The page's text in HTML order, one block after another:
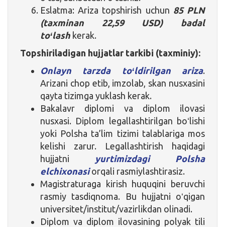
Eslatma: Ariza topshirish uchun 85 PLN
(taxminan 22,59 USD) badal
toʻlash kerak.
Topshiriladigan hujjatlar tarkibi (taxminiy):
Onlayn tarzda toʻldirilgan ariza.
Arizani chop etib, imzolab, skan nusxasini
qayta tizimga yuklash kerak.
Bakalavr diplomi va diplom ilovasi
nusxasi. Diplom legallashtirilgan boʻlishi
yoki Polsha ta’lim tizimi talablariga mos
kelishi zarur. Legallashtirish haqidagi
hujjatni yurtimizdagi Polsha
elchixonasiorqali rasmiylashtirasiz.
Magistraturaga kirish huquqini beruvchi
rasmiy tasdiqnoma. Bu hujjatni oʻqigan
universitet/institut/vazirlikdan olinadi.
Diplom va diplom ilovasining polyak tili